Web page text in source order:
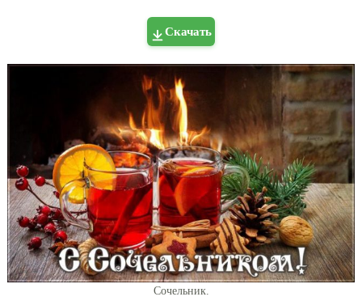
Скачать
Сочельник.